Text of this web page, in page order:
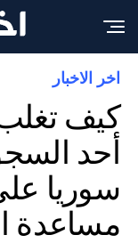
اخر الاخبار
كيف
أحد
سوريا
مساعدة